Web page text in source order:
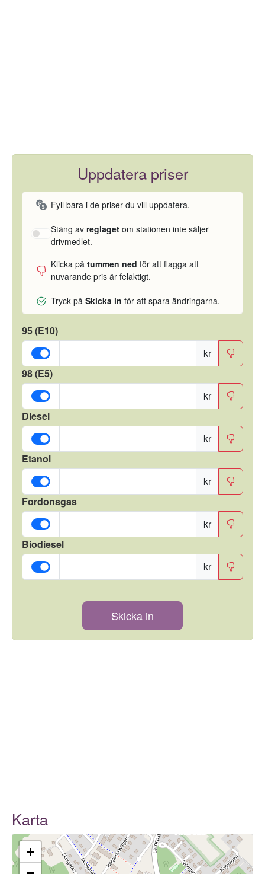
Uppdatera priser
Fyll bara i de priser du vill uppdatera.
Stäng av reglaget om stationen inte säljer
drivmedlet.
Klicka på tummen ned för att flagga att
nuvarande pris är felaktigt.
Tryck på Skicka in för att spara ändringarna.
95 (E10)
kr
98 (E5)
kr
Diesel
kr
Etanol
kr
Fordonsgas
kr
Biodiesel
kr
Skicka in
Karta
+